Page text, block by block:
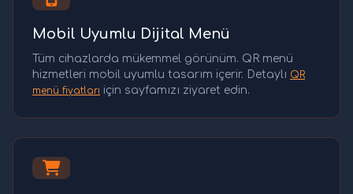
Mobil Uyumlu Dijital Menü
Tüm cihazlarda mükemmel görünüm. QR menü
hizmetleri mobil uyumlu tasarım içerir. Detaylı QR
menü fiyatları için sayfamızı ziyaret edin.